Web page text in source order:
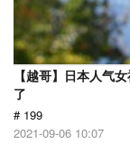
【越哥】日本人气
了
# 199
2021-09-06 10:07